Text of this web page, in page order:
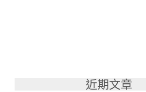
近期文章